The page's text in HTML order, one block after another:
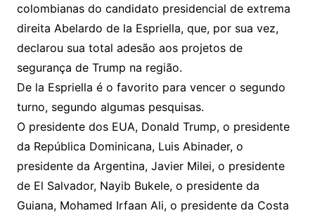
colombianas do candidato presidencial de extrema
direita Abelardo de la Espriella, que, por sua vez,
declarou sua total adesão aos projetos de
segurança de Trump na região.
De la Espriella é o favorito para vencer o segundo
turno, segundo algumas pesquisas.
O presidente dos EUA, Donald Trump, o presidente
da República Dominicana, Luis Abinader, o
presidente da Argentina, Javier Milei, o presidente
de El Salvador, Nayib Bukele, o presidente da
Guiana, Mohamed Irfaan Ali, o presidente da Costa